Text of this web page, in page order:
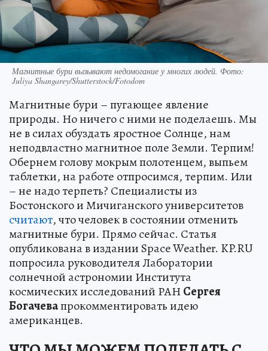
Магнитные бури вызывают недомогание у многих людей. Фото:
Juliya Shangarey/Shutterstock/Fotodom
Магнитные бури – пугающее явление
природы. Но ничего с ними не поделаешь. Мы
не в силах обуздать яростное Солнце, нам
неподвластно магнитное поле Земли. Терпим!
Обернем голову мокрым полотенцем, выпьем
таблетки, на работе отпросимся, терпим. Или
– не надо терпеть? Специалисты из
Бостонского и Мичиганского университетов
считают, что человек в состоянии отменить
магнитные бури. Прямо сейчас. Статья
опубликована в издании Space Weather. KP.RU
попросила руководителя Лаборатории
солнечной астрономии Института
космических исследований РАНСергея
Богачевапрокомментировать идею
американцев.